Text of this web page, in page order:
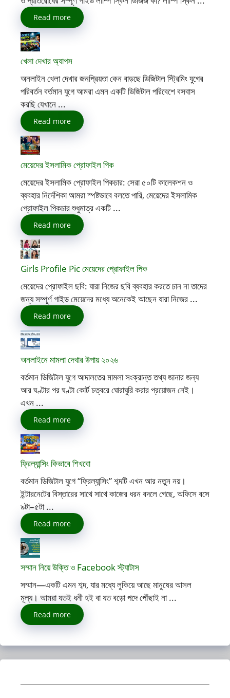
Read more
খেলা দেখার অ্যাপস
অনলাইন খেলা দেখার জনপ্রিয়তা কেন বাড়ছে ডিজিটাল স্ট্রিমিং যুগের
পরিবর্তন বর্তমান যুগে আমরা এমন একটি ডিজিটাল পরিবেশে বসবাস
করছি যেখানে ...
Read more
মেয়েদের ইসলামিক প্রোফাইল পিক
মেয়েদের ইসলামিক প্রোফাইল পিকচার: সেরা ৫০টি কালেকশন ও
ব্যবহার নির্দেশিকা আমরা স্পষ্টভাবে বলতে পারি, মেয়েদের ইসলামিক
প্রোফাইল পিকচার শুধুমাত্র একটি ...
Read more
Girls Profile Pic মেয়েদের প্রোফাইল পিক
মেয়েদের প্রোফাইল ছবি: যারা নিজের ছবি ব্যবহার করতে চান না তাদের
জন্য সম্পূর্ণ গাইড মেয়েদের মধ্যে অনেকেই আছেন যারা নিজের ...
Read more
অনলাইনে মামলা দেখার উপায় ২০২৬
বর্তমান ডিজিটাল যুগে আদালতের মামলা সংক্রান্ত তথ্য জানার জন্য
আর ঘণ্টার পর ঘণ্টা কোর্ট চত্বরে ঘোরাঘুরি করার প্রয়োজন নেই।
এখন ...
Read more
ফ্রিল্যান্সিং কিভাবে শিখবো
বর্তমান ডিজিটাল যুগে “ফ্রিল্যান্সিং” শব্দটি এখন আর নতুন নয়।
ইন্টারনেটের বিস্তারের সাথে সাথে কাজের ধরন বদলে গেছে, অফিসে বসে
৯টা–৫টা ...
Read more
সম্মান নিয়ে উক্তি ও Facebook স্ট্যাটাস
সম্মান—একটি এমন শব্দ, যার মধ্যে লুকিয়ে আছে মানুষের আসল
মূল্য। আমরা যতই ধনী হই বা যত বড়ো পদে পৌঁছাই না ...
Read more